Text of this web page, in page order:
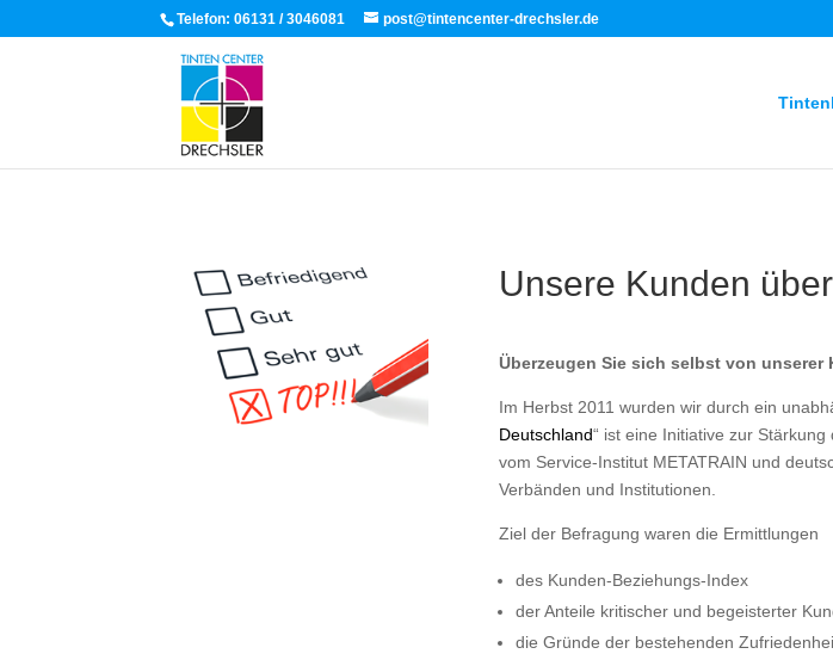
Telefon:06131 / 3046081 post@tintencenter-drechsler.de
Unsere Kunden
Überzeugen Sie sich selbst von unserer
Im Herbst 2011 wurden wir durch ein
Deutschland“ ist eine Initiative zur
vom Service-Institut METATRAIN und
Verbänden und Institutionen.
Ziel der Befragung waren die Ermittlungen
des Kunden-Beziehungs-Index
der Anteile kritischer und begeisterter
die Gründe der bestehenden